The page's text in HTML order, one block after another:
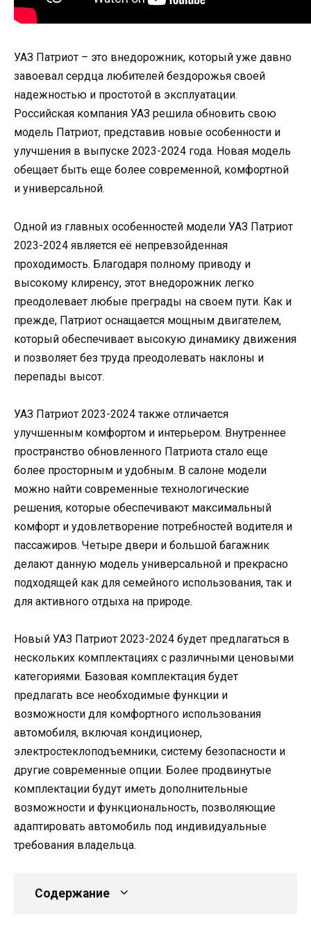
УАЗ Патриот – это внедорожник, который уже давно
завоевал сердца любителей бездорожья своей
надежностью и простотой в эксплуатации.
Российская компания УАЗ решила обновить свою
модель Патриот, представив новые особенности и
улучшения в выпуске 2023-2024 года. Новая модель
обещает быть еще более современной, комфортной
и универсальной.
Одной из главных особенностей модели УАЗ Патриот
2023-2024 является её непревзойденная
проходимость. Благодаря полному приводу и
высокому клиренсу, этот внедорожник легко
преодолевает любые преграды на своем пути. Как и
прежде, Патриот оснащается мощным двигателем,
который обеспечивает высокую динамику движения
и позволяет без труда преодолевать наклоны и
перепады высот.
УАЗ Патриот 2023-2024 также отличается
улучшенным комфортом и интерьером. Внутреннее
пространство обновленного Патриота стало еще
более просторным и удобным. В салоне модели
можно найти современные технологические
решения, которые обеспечивают максимальный
комфорт и удовлетворение потребностей водителя и
пассажиров. Четыре двери и большой багажник
делают данную модель универсальной и прекрасно
подходящей как для семейного использования, так и
для активного отдыха на природе.
Новый УАЗ Патриот 2023-2024 будет предлагаться в
нескольких комплектациях с различными ценовыми
категориями. Базовая комплектация будет
предлагать все необходимые функции и
возможности для комфортного использования
автомобиля, включая кондиционер,
электростеклоподъемники, систему безопасности и
другие современные опции. Более продвинутые
комплектации будут иметь дополнительные
возможности и функциональность, позволяющие
адаптировать автомобиль под индивидуальные
требования владельца.
Содержание